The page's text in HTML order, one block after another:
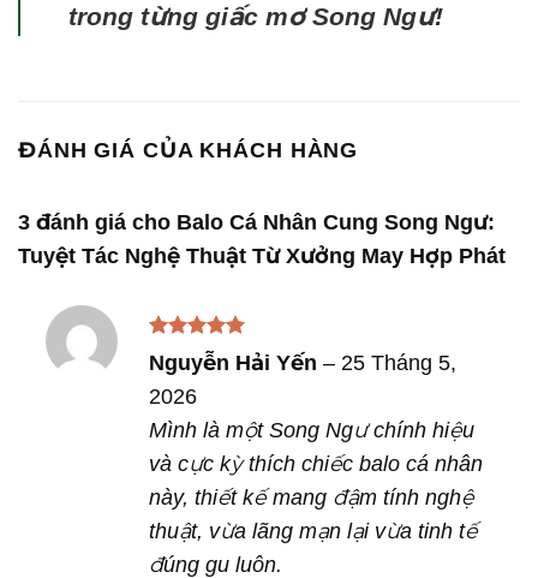
trong từng giấc mơ Song Ngư!
ĐÁNH GIÁ CỦA KHÁCH HÀNG
3 đánh giá cho Balo Cá Nhân Cung Song Ngư:
Tuyệt Tác Nghệ Thuật Từ Xưởng May Hợp Phát
Được xếp
hạng55
sao
Nguyễn Hải Yến– 25 Tháng 5,
2026
Mình là một Song Ngư chính hiệu
và cực kỳ thích chiếc balo cá nhân
này, thiết kế mang đậm tính nghệ
thuật, vừa lãng mạn lại vừa tinh tế
đúng gu luôn.